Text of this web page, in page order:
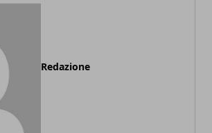
Redazione